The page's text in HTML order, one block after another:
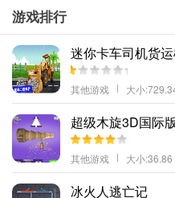
福音啊！
关卡设计还算有点新意：虽然
尔也会冒出几个让人眼前一亮的
音乐还不错
：至少在我快睡着
说到这儿，不得不提一下游戏
一次，我在执行任务时不小心掉
），结果发现居然还有隐藏道
游戏排行
迷你卡车司机货
其他游戏 大小
超级木旋3D国际版
其他游戏 大小:36.86
冰火人逃亡记